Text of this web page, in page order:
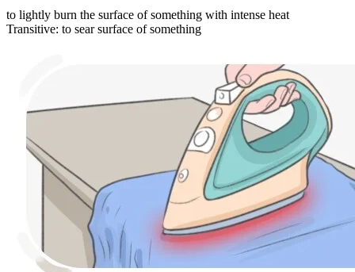
to lightly burn the surface of something with intense heat
Transitive: to searsurface of something